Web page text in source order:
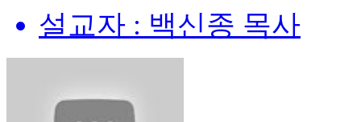
설교자 : 백신종 목사